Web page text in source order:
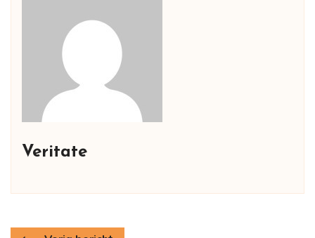
Veritate